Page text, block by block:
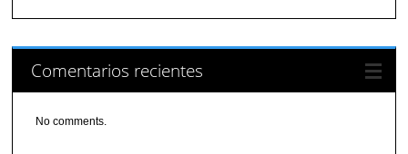
Comentarios recientes
No comments.